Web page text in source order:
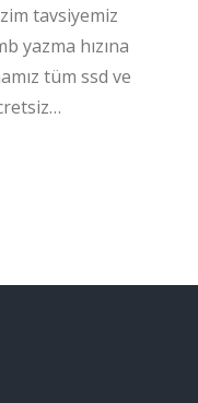
tavsiyemiz
yazma hızına
tüm ssd ve